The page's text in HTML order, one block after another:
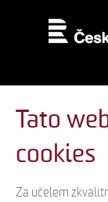
Tato
cookies
Za účelem